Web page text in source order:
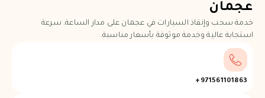
عجمان
خدمة سحب وإنقاذ السيارات في عجمان على مدار الساعة. سرعة
استجابة عالية وخدمة موثوقة بأسعار مناسبة.
971561101863+